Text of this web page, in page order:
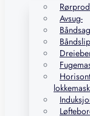
Avsug-